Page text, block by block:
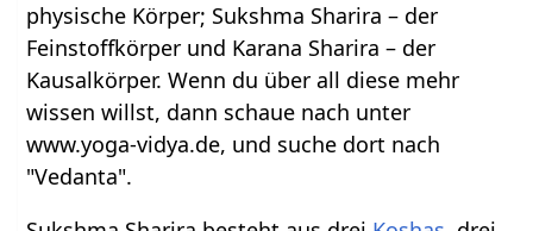
physische Körper; Sukshma Sharira – der
Feinstoffkörper und Karana Sharira – der
Kausalkörper. Wenn du über all diese mehr
wissen willst, dann schaue nach unter
www.yoga-vidya.de, und suche dort nach
"Vedanta".